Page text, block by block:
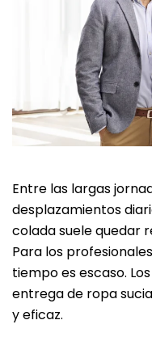
Entre las largas
desplazamientos
colada suele quedar
Para los
tiempo es escaso.
entrega de ropa
y eficaz.